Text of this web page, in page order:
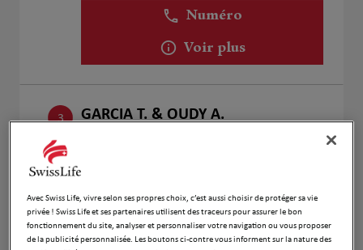
Numéro
Voir plus
3
11.1 km
GARCIA T. & OUDY A.
Numéro
Voir plus
Avec Swiss Life, vivre selon ses propres choix, c’est aussi choisir de protéger sa vie
privée ! Swiss Life et ses partenaires utilisent des traceurs pour assurer le bon
fonctionnement du site, analyser et personnaliser votre navigation ou vous proposer
de la publicité personnalisée. Les boutons ci-contre vous informent sur la nature des